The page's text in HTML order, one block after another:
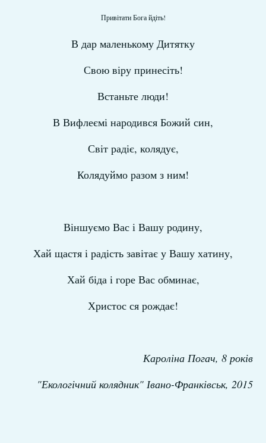
Привітати Бога йдіть!
В дар маленькому Дитятку
Свою віру принесіть!
Встаньте люди!
В Вифлеємі народився Божий син,
Світ радіє, колядує,
Колядуймо разом з ним!
Віншуємо Вас і Вашу родину,
Хай щастя і радість завітає у Вашу хатину,
Хай біда і горе Вас обминає,
Христос ся рождає!
Кароліна Погач, 8 років
"Екологічний колядник" Івано-Франківськ, 2015